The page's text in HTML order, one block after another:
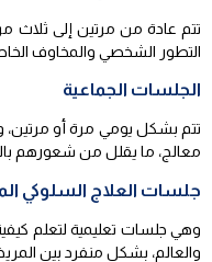
تتم عادة من مرتين إلى ثلاث
التطور الشخصي والمخاوف
الجلسات الجماعية
تتم بشكل يومي مرة أو
معالج، ما يقلل من شعورهم
جلسات العلاج السلوكي
وهي جلسات تعليمية لتعلم
والعالم، بشكل منفرد بين